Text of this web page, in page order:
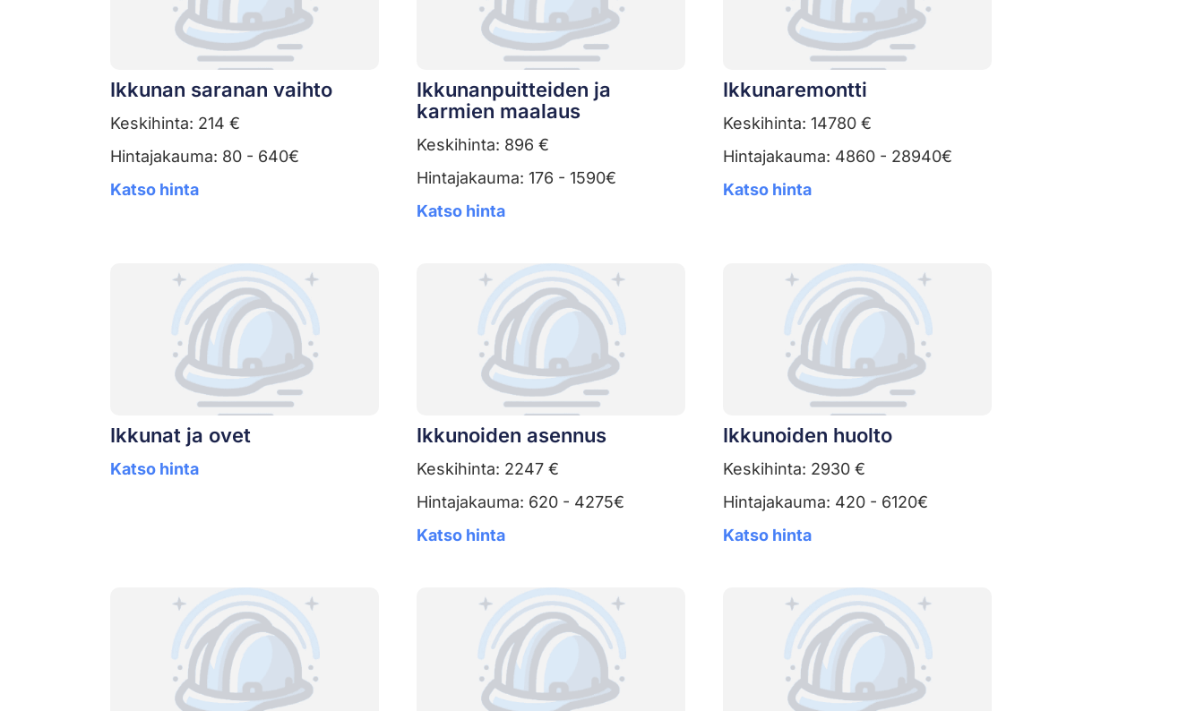
Ikkunan saranan vaihto
Keskihinta: 214 €
Hintajakauma: 80 - 640€
Katso hinta
Ikkunanpuitteiden ja
karmien maalaus
Keskihinta: 896 €
Hintajakauma: 176 - 1590€
Katso hinta
Ikkunaremontti
Keskihinta: 14780 €
Hintajakauma: 4860 - 28940€
Katso hinta
Ikkunat ja ovet
Katso hinta
Ikkunoiden asennus
Keskihinta: 2247 €
Hintajakauma: 620 - 4275€
Katso hinta
Ikkunoiden huolto
Keskihinta: 2930 €
Hintajakauma: 420 - 6120€
Katso hinta